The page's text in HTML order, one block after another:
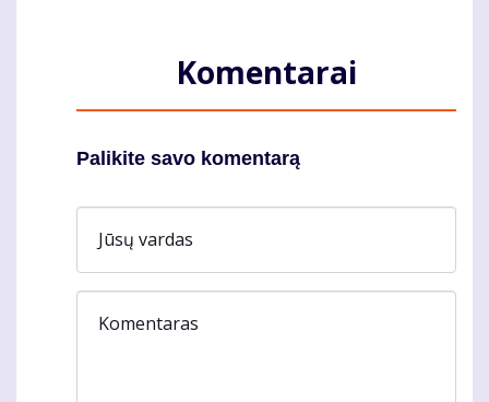
Komentarai
Palikite savo komentarą
Jūsų vardas
Komentaras